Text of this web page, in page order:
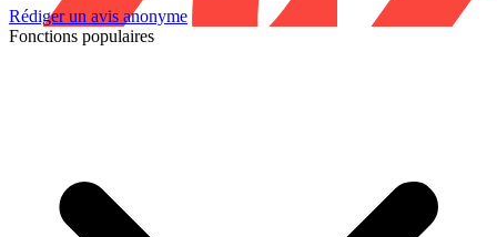
Rédiger un avis anonyme
Fonctions populaires